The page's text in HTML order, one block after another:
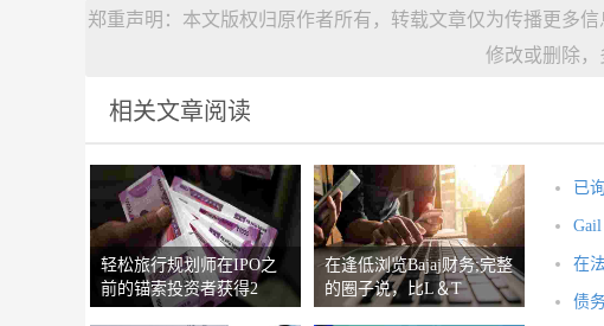
郑重声明：本文版权归原作者所有，转载文章仅为传播更多
修改或删除，
相关文章阅读
轻松旅行规划师在IPO之
前的锚索投资者获得2
在逢低浏览Bajaj财务;完整
的圈子说，比L＆T
已
在
债